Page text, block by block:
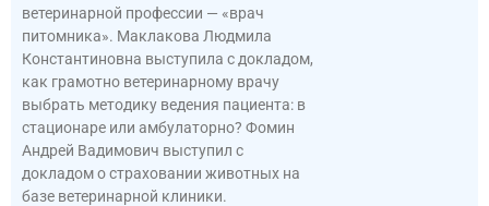
ветеринарной профессии — «врач
питомника». Маклакова Людмила
Константиновна выступила с докладом,
как грамотно ветеринарному врачу
выбрать методику ведения пациента: в
стационаре или амбулаторно? Фомин
Андрей Вадимович выступил с
докладом о страховании животных на
базе ветеринарной клиники.